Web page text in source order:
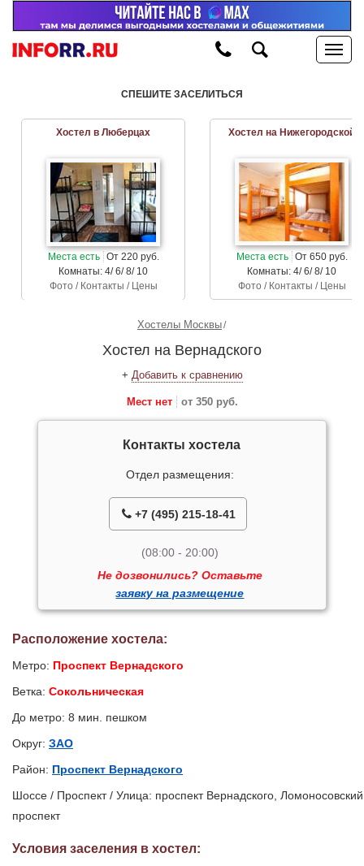
СПЕШИТЕ ЗАСЕЛИТЬСЯ
Хостел в Люберцах
Места есть От 220 руб.
Комнаты: 4/ 6/ 8/ 10
Фото / Контакты / Цены
Хостел на Нижегородской
Места есть От 650 руб.
Комнаты: 4/ 6/ 8/ 10
Фото / Контакты / Цены
Хостелы Москвы
Хостел на Вернадского
+ Добавить к сравнению
Мест нет от 350 руб.
Контакты хостела
Отдел размещения:
+7 (495) 215-18-41
(08:00 - 20:00)
Не дозвонились? Оставьте
заявку на размещение
Расположение хостела:
Метро: Проспект Вернадского
Ветка: Сокольническая
До метро: 8 мин. пешком
Округ: ЗАО
Район: Проспект Вернадского
Шоссе / Проспект / Улица: проспект Вернадского, Ломоносовский
проспект
Условия заселения в хостел: